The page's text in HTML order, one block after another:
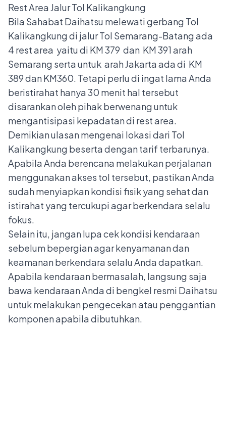
Rest Area Jalur Tol Kalikangkung
Bila Sahabat Daihatsu melewati gerbang Tol
Kalikangkung di jalur Tol Semarang-Batang ada
4 rest area yaitu di KM 379 dan KM 391 arah
Semarang serta untuk arah Jakarta ada di KM
389 dan KM360. Tetapi perlu di ingat lama Anda
beristirahat hanya 30 menit hal tersebut
disarankan oleh pihak berwenang untuk
mengantisipasi kepadatan di rest area.
Demikian ulasan mengenai lokasi dari Tol
Kalikangkung beserta dengan tarif terbarunya.
Apabila Anda berencana melakukan perjalanan
menggunakan akses tol tersebut, pastikan Anda
sudah menyiapkan kondisi fisik yang sehat dan
istirahat yang tercukupi agar berkendara selalu
fokus.
Selain itu, jangan lupa cek kondisi kendaraan
sebelum bepergian agar kenyamanan dan
keamanan berkendara selalu Anda dapatkan.
Apabila kendaraan bermasalah, langsung saja
bawa kendaraan Anda di bengkel resmi Daihatsu
untuk melakukan pengecekan atau penggantian
komponen apabila dibutuhkan.